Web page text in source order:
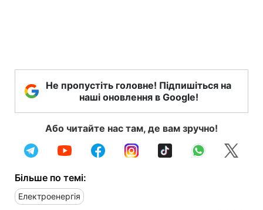
Не пропустіть головне! Підпишіться на
наші оновлення в Google!
Або читайте нас там, де вам зручно!
Більше по темі:
Електроенергія